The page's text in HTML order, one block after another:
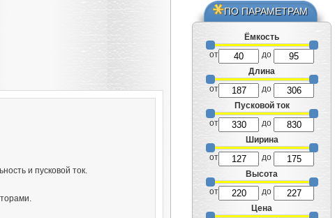
ПО ПАРАМЕТРАМ
Ёмкость
от
до
Длина
от
до
Пусковой ток
от
до
Ширина
от
до
Высота
от
до
Цена
и пусковой ток.